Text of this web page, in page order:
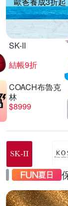
SK-II
結帳9折
COACH布魯克
林
$8999